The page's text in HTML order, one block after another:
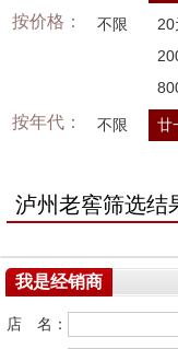
按价格： 不限 20
按年代： 不限 廿
泸州老窖筛选结
我是经销商
店 名：